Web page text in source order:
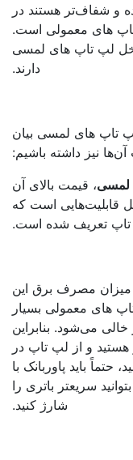
هستند در
‌های معمولی است.
‌تاپ ‌های لمسی
دارند.
های لمسی بیان
نیز داشته باشیم:
، قیمت بالای آن
است که
تعریف شده است.
مصرف برق این
معمولی بسیار
می‌شود. بنابراین
و از لپ تاپ در
باید پاوربانک با
سریعتر باتری را
شارژ کنید.